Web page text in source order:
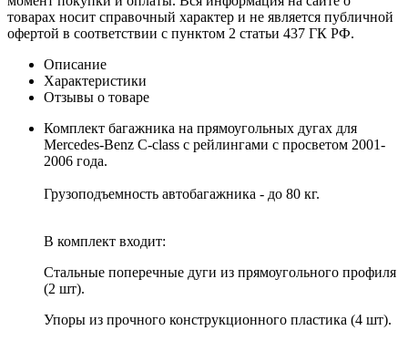
товарах носит справочный характер и не является публичной
офертой в соответствии с пунктом 2 статьи 437 ГК РФ.
Описание
Характеристики
Отзывы о товаре
Комплект багажника на прямоугольных дугах для
Mercedes-Benz C-class с рейлингами с просветом 2001-
2006 года.
Грузоподъемность автобагажника - до 80 кг.
В комплект входит:
Стальные поперечные дуги из прямоугольного профиля
(2 шт).
Упоры из прочного конструкционного пластика (4 шт).